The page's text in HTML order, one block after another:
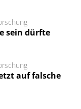
sein dürfte
auf falsche